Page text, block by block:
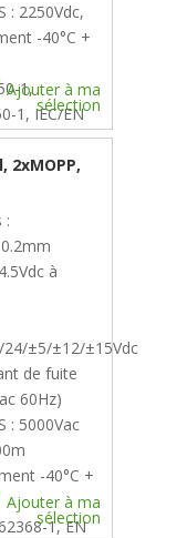
: 2250Vdc,
-40°C +
1,
1, IEC/EN
Ajouter à ma
sélection
2xMOPP,
:
à
±5/±12/±15Vdc
de fuite
60Hz)
: 5000Vac
-40°C +
1, EN
Ajouter à ma
sélection